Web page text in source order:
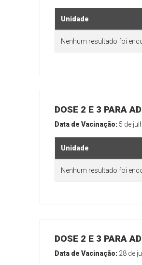
Unidade
Nenhum resultado foi
DOSE 2 E 3 PARA
Data de Vacinação: 5 de
Unidade
Nenhum resultado foi
DOSE 2 E 3 PARA
Data de Vacinação: 28 de